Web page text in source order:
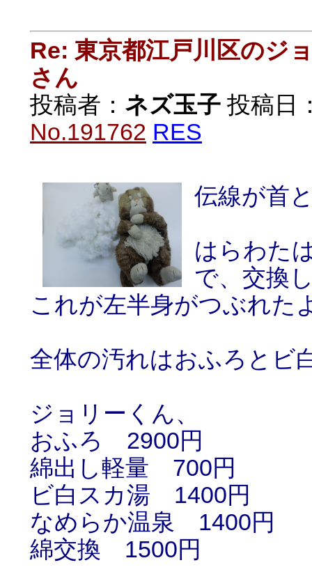
Re: 東京都江戸川区のジ
さん
投稿者： ネズ玉子 投稿日
No.191762 RES
伝線が首
はらわた
で、交換
これが左半身がつぶれた
全体の汚れはおふろとビ
ジョリーくん、
おふろ 2900円
綿出し軽量 700円
ビ白スカ湯 1400円
なめらか温泉 1400円
綿交換 1500円